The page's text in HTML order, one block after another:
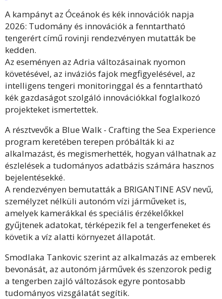
A kampányt az Óceánok és kék innovációk napja
2026: Tudomány és innovációk a fenntartható
tengerért című rovinji rendezvényen mutatták be
kedden.
Az eseményen az Adria változásainak nyomon
követésével, az inváziós fajok megfigyelésével, az
intelligens tengeri monitoringgal és a fenntartható
kék gazdaságot szolgáló innovációkkal foglalkozó
projekteket ismertettek.
A résztvevők a Blue Walk - Crafting the Sea Experience
program keretében terepen próbálták ki az
alkalmazást, és megismerhették, hogyan válhatnak az
észlelések a tudományos adatbázis számára hasznos
bejelentésekké.
A rendezvényen bemutatták a BRIGANTINE ASV nevű,
személyzet nélküli autonóm vízi járműveket is,
amelyek kamerákkal és speciális érzékelőkkel
gyűjtenek adatokat, térképezik fel a tengerfeneket és
követik a víz alatti környezet állapotát.
Smodlaka Tankovic szerint az alkalmazás az emberek
bevonását, az autonóm járművek és szenzorok pedig
a tengerben zajló változások egyre pontosabb
tudományos vizsgálatát segítik.